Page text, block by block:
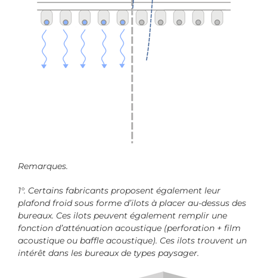
Remarques.
1°. Certains fabricants proposent également leur
plafond froid sous forme d’ilots à placer au-dessus des
bureaux. Ces ilots peuvent également remplir une
fonction d’atténuation acoustique (perforation + film
acoustique ou baffle acoustique). Ces ilots trouvent un
intérêt dans les bureaux de types paysager.